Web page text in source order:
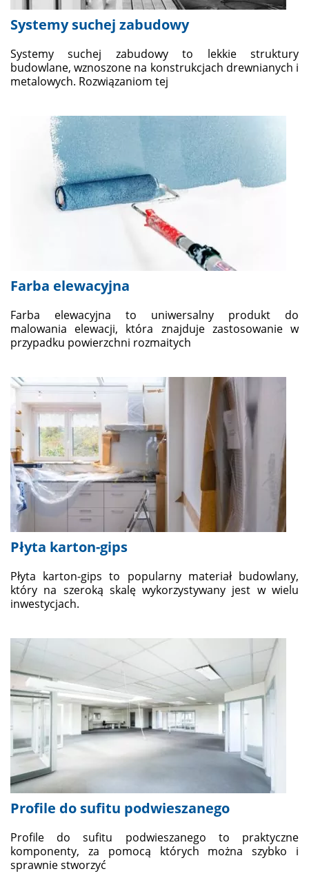
Systemy suchej zabudowy
Systemy suchej zabudowy to lekkie struktury
budowlane, wznoszone na konstrukcjach drewnianych i
metalowych. Rozwiązaniom tej
Farba elewacyjna
Farba elewacyjna to uniwersalny produkt do
malowania elewacji, która znajduje zastosowanie w
przypadku powierzchni rozmaitych
Płyta karton-gips
Płyta karton-gips to popularny materiał budowlany,
który na szeroką skalę wykorzystywany jest w wielu
inwestycjach.
Profile do sufitu podwieszanego
Profile do sufitu podwieszanego to praktyczne
komponenty, za pomocą których można szybko i
sprawnie stworzyć